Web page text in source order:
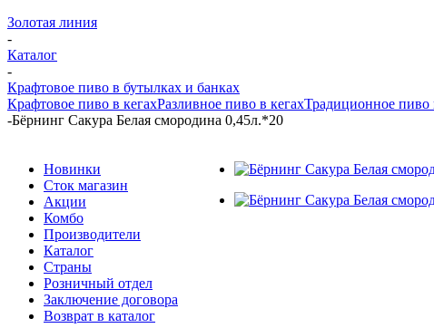
Золотая линия
-
Каталог
-
Крафтовое пиво в бутылках и банках
Крафтовое пиво в кегахРазливное пиво в кегахТрадиционное пиво
-Бёрнинг Сакура Белая смородина 0,45л.*20
Новинки
Сток магазин
Акции
Комбо
Производители
Каталог
Страны
Розничный отдел
Заключение договора
Возврат в каталог